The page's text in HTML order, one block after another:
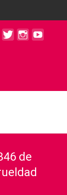
de